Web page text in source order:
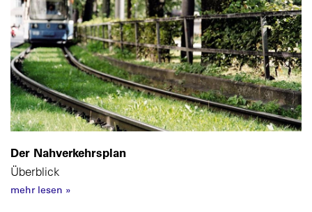
Der Nahverkehrsplan
Überblick
mehr lesen »